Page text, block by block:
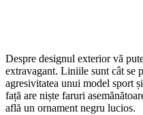
Despre designul exterior vă
extravagant. Liniile sunt cât se
agresivitatea unui model sport
față are niște faruri
află un ornament negru lucios.